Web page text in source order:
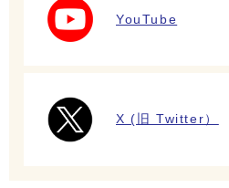
YouTube
X (旧 Twitter）